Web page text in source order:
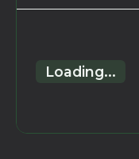
Loading...